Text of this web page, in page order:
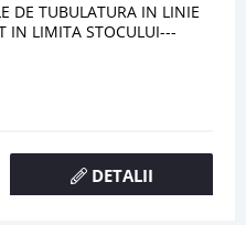
DE TUBULATURA IN LINIE
IN LIMITA STOCULUI---
DETALII